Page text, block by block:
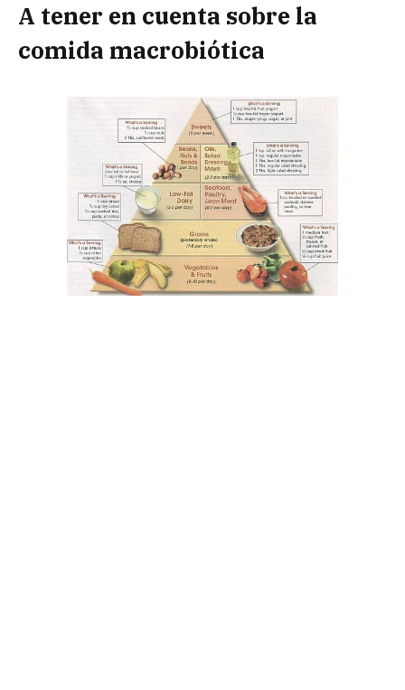
A tener en cuenta sobre la
comida macrobiótica